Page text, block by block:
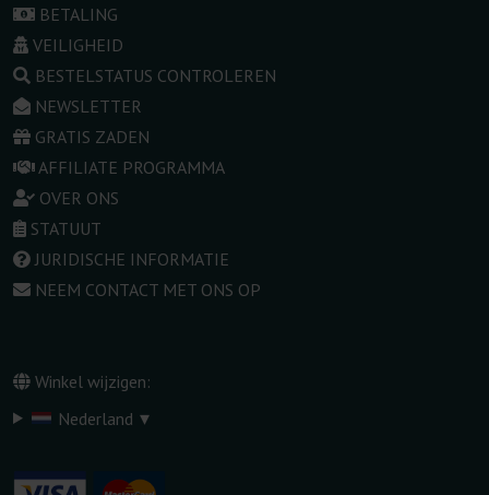
BETALING
VEILIGHEID
BESTELSTATUS CONTROLEREN
NEWSLETTER
GRATIS ZADEN
AFFILIATE PROGRAMMA
OVER ONS
STATUUT
JURIDISCHE INFORMATIE
NEEM CONTACT MET ONS OP
Winkel wijzigen:
Nederland ▾